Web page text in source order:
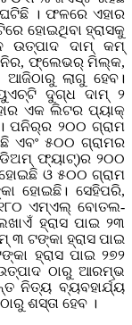
ଘଟିଛି । ଫଳରେ ଏହାର
ହୋଇଥିବା ହ୍ରାସକୁ
ଉତ୍ପାଦ ଦାମ୍‌ କମ୍
ଫ୍ଲେଭର୍‌ ମିଲ୍କ,
ଲାଗୁ ହେବ।
ଦୁଗ୍ଧ ଦାମ୍‌ ୨
ଏକ ଲିଟର ପ୍ୟାକ୍‌
ପନିର୍‌ର ୨୦୦ ଗ୍ରାମ
ଏବଂ ୫୦୦ ଗ୍ରାମର
ଫ୍ୟାଟ୍‌)ର ୨୦୦
ଓ ୫୦୦ ଗ୍ରାମ
ହୋଇଛି। ସେହିପରି,
ଏମ୍ଏଲ୍‌ ବୋତଲ-
ହ୍ରାସ ପାଇ ୨୩
୩ ଟଙ୍କା ହ୍ରାସ ପାଇ
ହ୍ରାସ ପାଇ ୨୭୨
ଉତ୍ପାଦ ଠାରୁ ଆରମ୍ଭ
ନିତ୍ୟ ବ୍ୟବହାର୍ଯ୍ୟ
ଶସ୍ତା ହେବ ।